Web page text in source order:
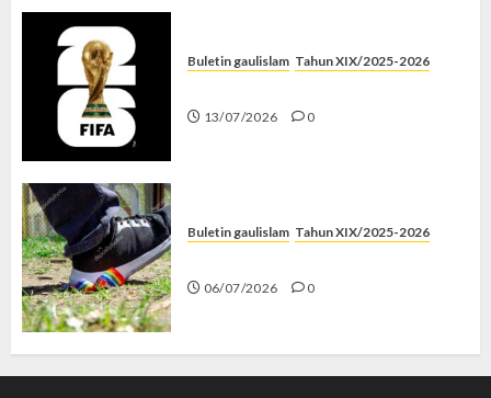
Buletin gaulislam Tahun XIX/2025-2026
13/07/2026 0
Buletin gaulislam Tahun XIX/2025-2026
06/07/2026 0